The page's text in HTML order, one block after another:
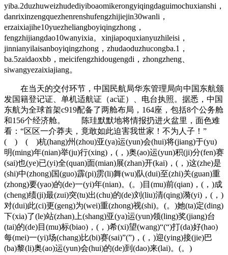
yiba.2duzhuweizhudediyiboaomikerongyiqingdaguimochuxianshi，
danrixinzengquezhenrenshufengzhijiejin30wanli，
erzaixiajihe10yuezheliangboyiqingzhong，
fengzhijiangdao10wanyixia。xinjiapoquxianyuzhileisi，
jinnianyilaisanboyiqingzhong，zhudaoduzhucongba.1，
ba.5zaidaoxbb，meicifengzhidougengdi，zhongzheng、
siwangyezaixiajiang。
在当天的交付环节，中国民航局华东管理局向中国东航颁
发国籍登记证、单机适航证（ac证）、电台执照。据悉，中国
东航为全球首架c919配备了两舱布局，164座，包括8个公务舱
和156个经济舱。 陈珪默默地将情报扔进火盆里，面色难
看：“区区一介莽夫，竟敢如此迫害我世家！不为人子！”
( ) ( )杭(hang)州(zhou)亚(ya)运(yun)会(hui)将(jiang)于(yu)
明(ming)年(nian)举(ju)行(xing)，(，)奥(ao)运(yun)积(ji)分(fen)赛
(sai)也(ye)已(yi)全(quan)面(mian)展(zhan)开(kai)，(，)这(zhe)是
(shi)中(zhong)国(guo)霹(pi)雳(li)舞(wu)队(dui)至(zhi)关(guan)重
(zhong)要(yao)的(de)一(yi)年(nian)。(。)目(mu)前(qian)，(，)成
(cheng)绩(ji)最(zui)突(tu)出(chu)的(de)刘(liu)清(qing)漪(yi)，(，)
对(dui)此(ci)更(geng)为(wei)重(zhong)视(shi)。(。)她(ta)定(ding)
下(xia)了(le)站(zhan)上(shang)亚(ya)运(yun)领(ling)奖(jiang)台
(tai)的(de)目(mu)标(biao)，(，)希(xi)望(wang)“(“)打(da)好(hao)
每(mei)一(yi)场(chang)比(bi)赛(sai)”(”)，(，)迎(ying)接(jie)巴
(ba)黎(li)奥(ao)运(yun)会(hui)的(de)到(dao)来(lai)。(。)